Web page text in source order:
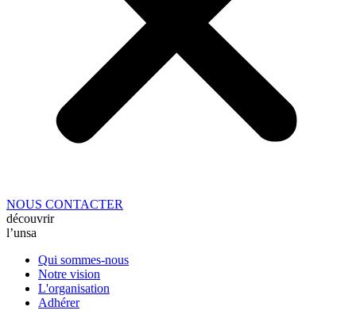
NOUS CONTACTER
découvrir
l’unsa
Qui sommes-nous
Notre vision
L'organisation
Adhérer